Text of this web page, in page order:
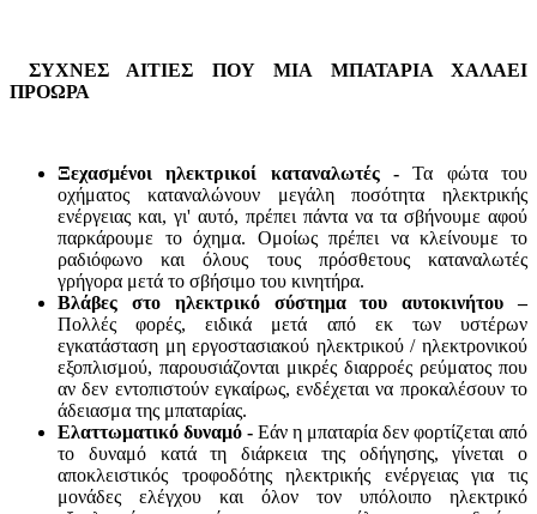
ΣΥΧΝΕΣ ΑΙΤΙΕΣ ΠΟΥ ΜΙΑ ΜΠΑΤΑΡΙΑ ΧΑΛΑΕΙ
ΠΡΟΩΡΑ
Ξεχασμένοι ηλεκτρικοί καταναλωτές -Τα φώτα του
οχήματος καταναλώνουν μεγάλη ποσότητα ηλεκτρικής
ενέργειας και, γι' αυτό, πρέπει πάντα να τα σβήνουμε αφού
παρκάρουμε το όχημα. Ομοίως πρέπει να κλείνουμε το
ραδιόφωνο και όλους τους πρόσθετους καταναλωτές
γρήγορα μετά το σβήσιμο του κινητήρα.
Βλάβες στο ηλεκτρικό σύστημα του αυτοκινήτου –
Πολλές φορές, ειδικά μετά από εκ των υστέρων
εγκατάσταση μη εργοστασιακού ηλεκτρικού / ηλεκτρονικού
εξοπλισμού, παρουσιάζονται μικρές διαρροές ρεύματος που
αν δεν εντοπιστούν εγκαίρως, ενδέχεται να προκαλέσουν το
άδειασμα της μπαταρίας.
Ελαττωματικό δυναμό - Εάν η μπαταρία δεν φορτίζεται από
το δυναμό κατά τη διάρκεια της οδήγησης, γίνεται ο
αποκλειστικός τροφοδότης ηλεκτρικής ενέργειας για τις
μονάδες ελέγχου και όλον τον υπόλοιπο ηλεκτρικό